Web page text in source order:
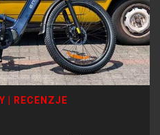
RECENZJE